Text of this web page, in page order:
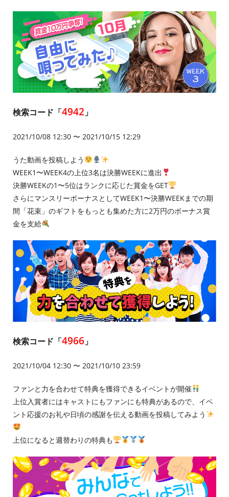
検索コード「4942 」
2021/10/08 12:30 〜 2021/10/15 12:29
うた動画を投稿しよう
WEEK1〜WEEK4の上位3名は決勝WEEKに進出
決勝WEEKの1〜5位はランクに応じた賞金をGET
さらにマンスリーボーナスとしてWEEK1〜決勝WEEKまでの期
間「花束」のギフトをもっとも集めた方に2万円のボーナス賞
金を支給
検索コード「4966 」
2021/10/04 12:30 〜 2021/10/10 23:59
ファンと力を合わせて特典を獲得できるイベントが開催
上位入賞者にはキャストにもファンにも特典があるので、イベ
ント応援のお礼や日頃の感謝を伝える動画を投稿してみよう
上位になると週替わりの特典も